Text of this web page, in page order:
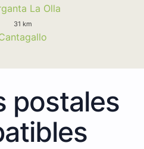
La Olla
31 km
postales